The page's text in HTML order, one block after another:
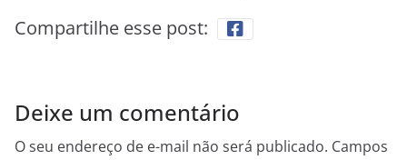
Compartilhe esse post:
Deixe um comentário
O seu endereço de e-mail não será publicado. Campos